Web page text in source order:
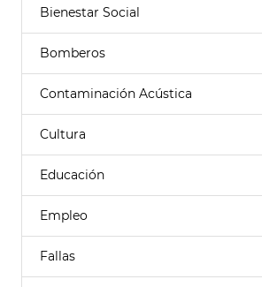
Bienestar Social
Bomberos
Contaminación Acústica
Cultura
Educación
Empleo
Fallas